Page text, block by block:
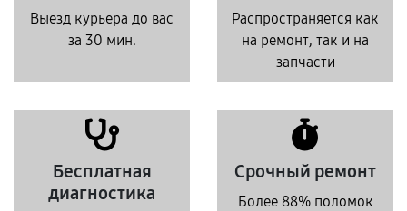
Выезд курьера до вас
за 30 мин.
Распространяется как
на ремонт, так и на
запчасти
Бесплатная
диагностика
Срочный ремонт
Более 88% поломок